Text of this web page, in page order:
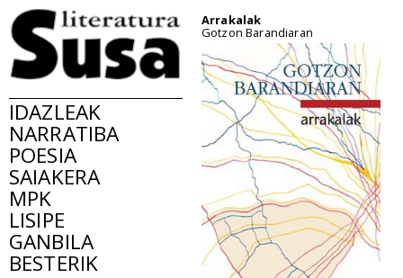
IDAZLEAK
NARRATIBA
POESIA
SAIAKERA
MPK
LISIPE
GANBILA
BESTERIK
Arrakalak
Gotzon Barandiaran